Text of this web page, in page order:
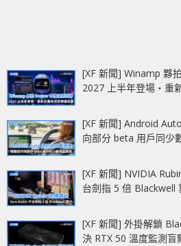
[XF 新聞] Winamp 夥
2027 上半年登場‧重
[XF 新聞] Android
向部分 beta 用戶同少
[XF 新聞] NVIDIA
台劍指 5 倍 Blackwell
[XF 新聞] 外掛解鎖
決 RTX 50 溫度監測盲